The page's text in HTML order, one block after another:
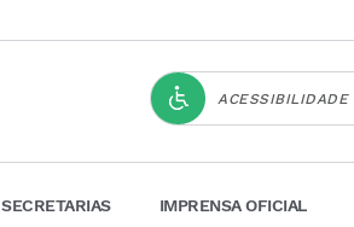
ACESSIBILIDADE
SECRETARIAS IMPRENSA OFICIAL